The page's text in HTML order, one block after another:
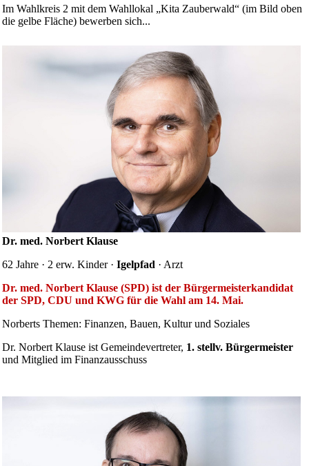
Im Wahlkreis 2 mit dem Wahllokal „Kita Zauberwald“ (im Bild oben
die gelbe Fläche) bewerben sich...
Dr. med. Norbert Klause
62 Jahre · 2 erw. Kinder · Igelpfad · Arzt
Dr. med. Norbert Klause (SPD) ist der Bürgermeisterkandidat
der SPD, CDU und KWG für die Wahl am 14. Mai.
Norberts Themen: Finanzen, Bauen, Kultur und Soziales
Dr. Norbert Klause ist Gemeinde­vertreter, 1. stellv. Bürgermeister
und Mitglied im Finanzausschuss